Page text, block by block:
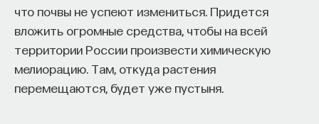
что почвы не успеют измениться. Придется
вложить огромные средства, чтобы на всей
территории России произвести химическую
мелиорацию. Там, откуда растения
перемещаются, будет уже пустыня.